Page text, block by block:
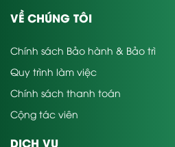
VỀ CHÚNG TÔI
Chính sách Bảo hành & Bảo trì
Quy trình làm việc
Chính sách thanh toán
Cộng tác viên
DỊCH VỤ